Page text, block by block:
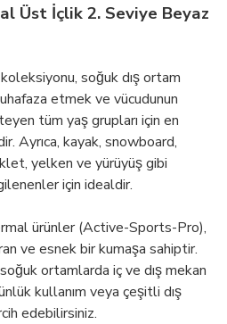
Üst İçlik 2. Seviye Beyaz
soğuk dış ortam
etmek ve vücudunun
tüm yaş grupları için en
Ayrıca, kayak, snowboard,
yelken ve yürüyüş gibi
için idealdir.
ürünler (Active-Sports-Pro),
ve esnek bir kumaşa sahiptir.
ortamlarda iç ve dış mekan
kullanım veya çeşitli dış
edebilirsiniz.